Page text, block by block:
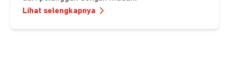
Lihat selengkapnya